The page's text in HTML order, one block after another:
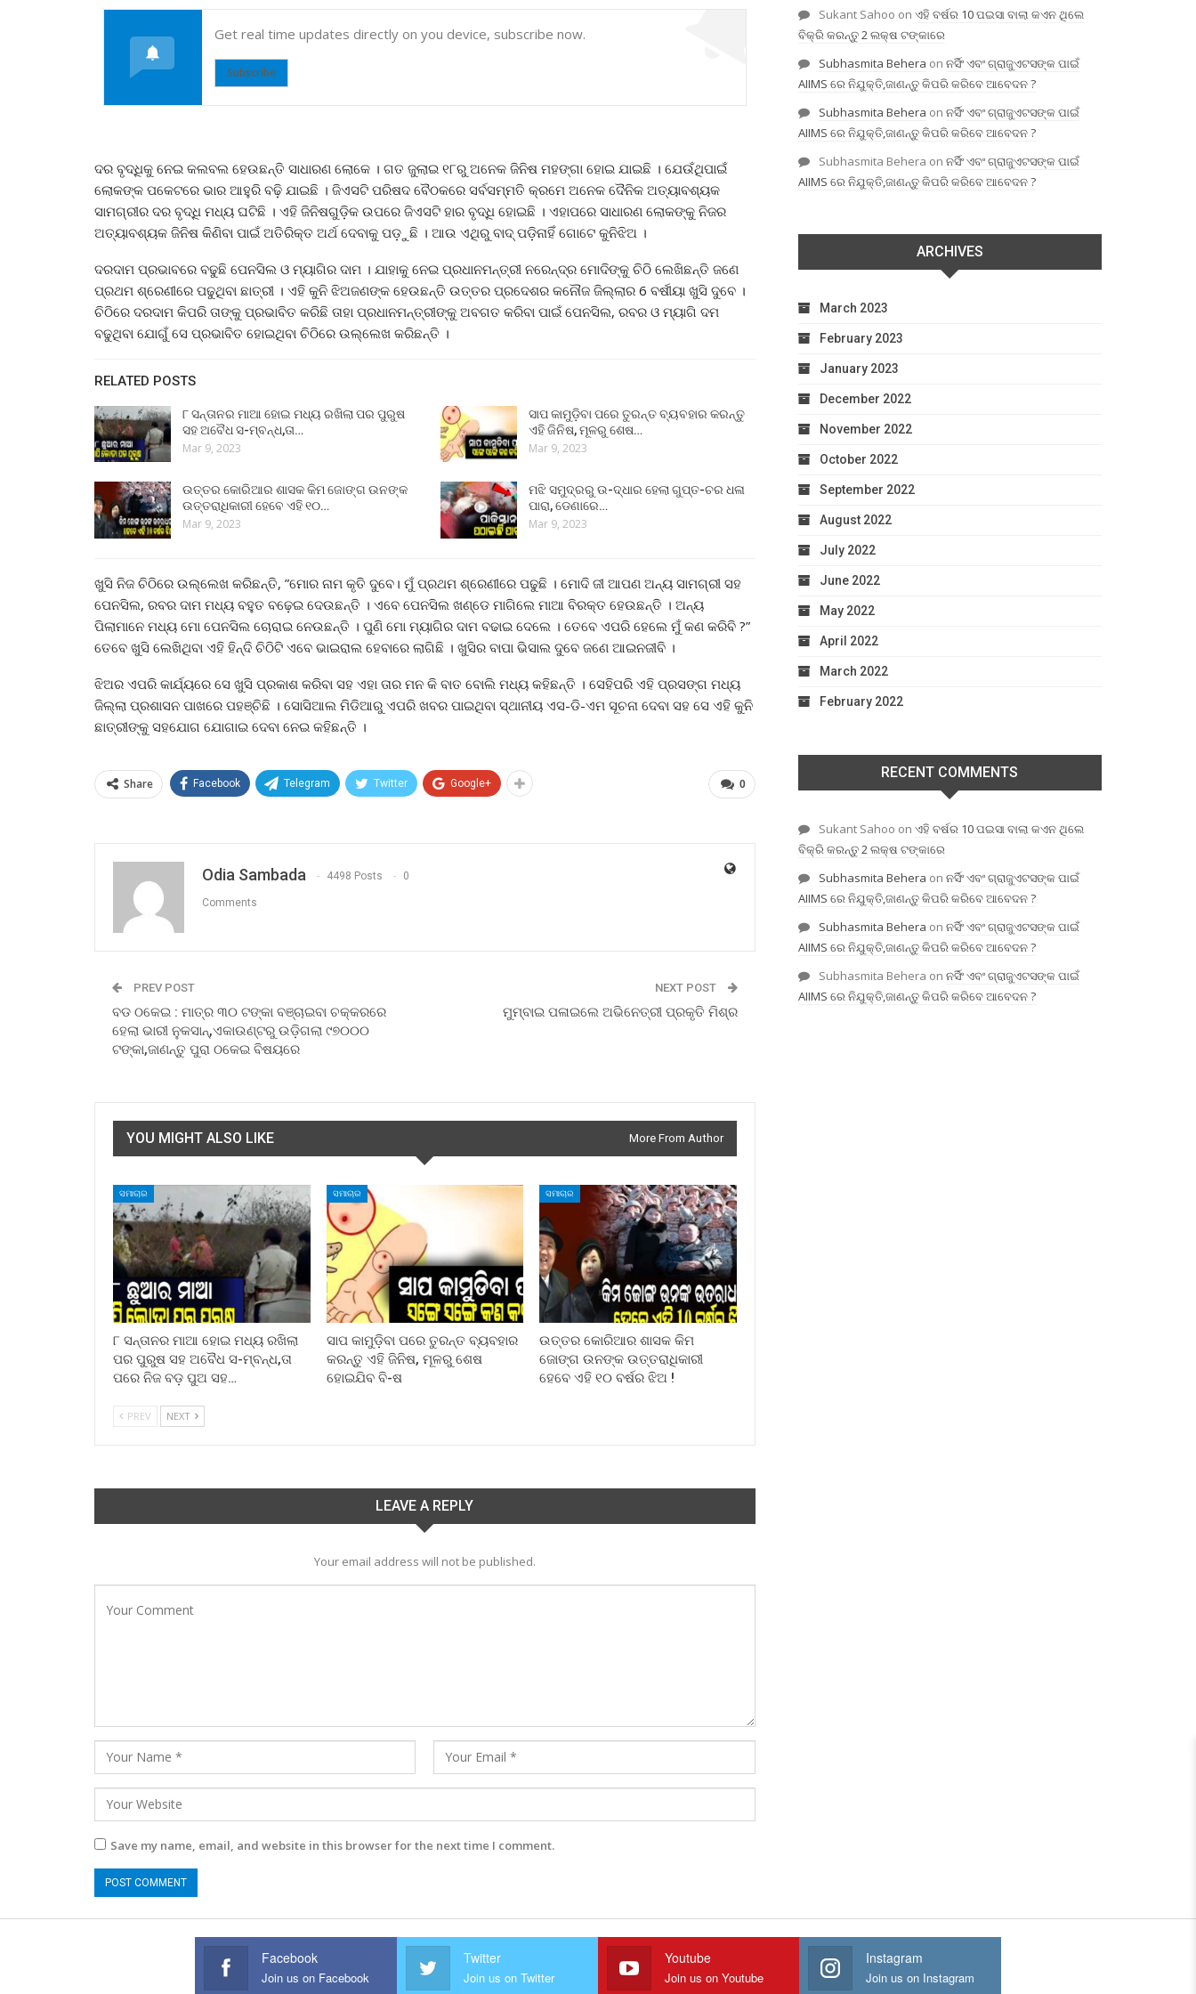
Get real time updates directly on you device, subscribe now.
Subscribe
ଦର ବୃଦ୍ଧିକୁ ନେଇ କଲବଲ ହେଉଛନ୍ତି ସାଧାରଣ ଲୋକେ । ଗତ ଜୁଲାଇ ୧୮ରୁ ଅନେକ ଜିନିଷ ମହଙ୍ଗା ହୋଇ ଯାଇଛି । ଯେଉଁଥିପାଇଁ
ଲୋକଙ୍କ ପକେଟରେ ଭାର ଆହୁରି ବଢ଼ି ଯାଇଛି । ଜିଏସଟି ପରିଷଦ ବୈଠକରେ ସର୍ବସମ୍ମତି କ୍ରମେ ଅନେକ ଦୈନିକ ଅତ୍ୟାବଶ୍ୟକ
ସାମଗ୍ରୀର ଦର ବୃଦ୍ଧି ମଧ୍ୟ ଘଟିଛି । ଏହି ଜିନିଷଗୁଡ଼ିକ ଉପରେ ଜିଏସଟି ହାର ବୃଦ୍ଧି ହୋଇଛି । ଏହାପରେ ସାଧାରଣ ଲୋକଙ୍କୁ ନିଜର
ଅତ୍ୟାବଶ୍ୟକ ଜିନିଷ କିଣିବା ପାଇଁ ଅତିରିକ୍ତ ଅର୍ଥ ଦେବାକୁ ପଡ଼ୁଛି । ଆଉ ଏଥିରୁ ବାଦ୍ ପଡ଼ିନାହିଁ ଗୋଟେ କୁନିଝିଅ ।
ଦରଦାମ ପ୍ରଭାବରେ ବଢୁଛି ପେନସିଲ ଓ ମ୍ୟାଗିର ଦାମ । ଯାହାକୁ ନେଇ ପ୍ରଧାନମନ୍ତ୍ରୀ ନରେନ୍ଦ୍ର ମୋଦିଙ୍କୁ ଚିଠି ଲେଖିଛନ୍ତି ଜଣେ
ପ୍ରଥମ ଶ୍ରେଣୀରେ ପଢୁଥିବା ଛାତ୍ରୀ । ଏହି କୁନି ଝିଅଜଣଙ୍କ ହେଉଛନ୍ତି ଉତ୍ତର ପ୍ରଦେଶର କନୌଜ ଜିଲ୍ଲାର 6 ବର୍ଷୀୟା ଖୁସି ଦୁବେ ।
ଚିଠିରେ ଦରଦାମ କିପରି ତାଙ୍କୁ ପ୍ରଭାବିତ କରିଛି ତାହା ପ୍ରଧାନମନ୍ତ୍ରୀଙ୍କୁ ଅବଗତ କରିବା ପାଇଁ ପେନସିଲ, ରବର ଓ ମ୍ୟାଗି ଦମ
ବଢୁଥିବା ଯୋଗୁଁ ସେ ପ୍ରଭାବିତ ହୋଇଥିବା ଚିଠିରେ ଉଲ୍ଲେଖ କରିଛନ୍ତି ।
RELATED POSTS
୮ ସନ୍ତାନର ମାଆ ହୋଇ ମଧ୍ୟ ରଖିଲା ପର ପୁରୁଷ
ସହ ଅବୈଧ ସ-ମ୍ବନ୍ଧ,ତା…
Mar 9, 2023
ସାପ କାମୁଡ଼ିବା ପରେ ତୁରନ୍ତ ବ୍ୟବହାର କରନ୍ତୁ
ଏହି ଜିନିଷ, ମୂଳରୁ ଶେଷ…
Mar 9, 2023
ଉତ୍ତର କୋରିଆର ଶାସକ କିମ ଜୋଙ୍ଗ ଉନଙ୍କ
ଉତ୍ତରାଧିକାରୀ ହେବେ ଏହି ୧୦…
Mar 9, 2023
ମଝି ସମୁଦ୍ରରୁ ଉ-ଦ୍ଧାର ହେଲା ଗୁପ୍ତ-ଚର ଧଳା
ପାରା, ଡେଣାରେ…
Mar 9, 2023
ଖୁସି ନିଜ ଚିଠିରେ ଉଲ୍ଲେଖ କରିଛନ୍ତି, ”ମୋର ନାମ କୃତି ଦୁବେ। ମୁଁ ପ୍ରଥମ ଶ୍ରେଣୀରେ ପଢୁଛି । ମୋଦି ଜୀ ଆପଣ ଅନ୍ୟ ସାମଗ୍ରୀ ସହ
ପେନସିଲ, ରବର ଦାମ ମଧ୍ୟ ବହୁତ ବଢ଼େଇ ଦେଉଛନ୍ତି । ଏବେ ପେନସିଲ ଖଣ୍ଡେ ମାଗିଲେ ମାଆ ବିରକ୍ତ ହେଉଛନ୍ତି । ଅନ୍ୟ
ପିଲାମାନେ ମଧ୍ୟ ମୋ ପେନସିଲ ଚୋରାଇ ନେଉଛନ୍ତି । ପୁଣି ମୋ ମ୍ୟାଗିର ଦାମ ବଢାଇ ଦେଲେ । ତେବେ ଏପରି ହେଲେ ମୁଁ କଣ କରିବି ?”
ତେବେ ଖୁସି ଲେଖିଥିବା ଏହି ହିନ୍ଦି ଚିଠିଟି ଏବେ ଭାଇରାଲ ହେବାରେ ଲାଗିଛି । ଖୁସିର ବାପା ଭିସାଲ ଦୁବେ ଜଣେ ଆଇନଜୀବି ।
ଝିଅର ଏପରି କାର୍ଯ୍ୟରେ ସେ ଖୁସି ପ୍ରକାଶ କରିବା ସହ ଏହା ତାର ମନ କି ବାତ ବୋଲି ମଧ୍ୟ କହିଛନ୍ତି । ସେହିପରି ଏହି ପ୍ରସଙ୍ଗ ମଧ୍ୟ
ଜିଲ୍ଲା ପ୍ରଶାସନ ପାଖରେ ପହଞ୍ଚିଛି । ସୋସିଆଲ ମିଡିଆରୁ ଏପରି ଖବର ପାଇଥିବା ସ୍ଥାନୀୟ ଏସ-ଡି-ଏମ ସୂଚନା ଦେବା ସହ ସେ ଏହି କୁନି
ଛାତ୍ରୀଙ୍କୁ ସହଯୋଗ ଯୋଗାଇ ଦେବା ନେଇ କହିଛନ୍ତି ।
0
Share Facebook Telegram Twitter Google+
Odia Sambada 4498 Posts 0
Comments
PREV POST
ବଡ ଠକେଇ : ମାତ୍ର ୩୦ ଟଙ୍କା ବଞ୍ଚାଇବା ଚକ୍କରରେ
ହେଲା ଭାରୀ ନୁକସାନ୍,ଏକାଉଣ୍ଟରୁ ଉଡ଼ିଗଲା ୯୭୦୦୦
ଟଙ୍କା,ଜାଣନ୍ତୁ ପୁରା ଠକେଇ ବିଷୟରେ
NEXT POST
ମୁମ୍ବାଇ ପଳାଇଲେ ଅଭିନେତ୍ରୀ ପ୍ରକୃତି ମିଶ୍ର
YOU MIGHT ALSO LIKE More From Author
ସମାଚାର
୮ ସନ୍ତାନର ମାଆ ହୋଇ ମଧ୍ୟ ରଖିଲା
ପର ପୁରୁଷ ସହ ଅବୈଧ ସ-ମ୍ବନ୍ଧ,ତା
ପରେ ନିଜ ବଡ଼ ପୁଅ ସହ…
ସମାଚାର
ସାପ କାମୁଡ଼ିବା ପରେ ତୁରନ୍ତ ବ୍ୟବହାର
କରନ୍ତୁ ଏହି ଜିନିଷ, ମୂଳରୁ ଶେଷ
ହୋଇଯିବ ବି-ଷ
ସମାଚାର
ଉତ୍ତର କୋରିଆର ଶାସକ କିମ
ଜୋଙ୍ଗ ଉନଙ୍କ ଉତ୍ତରାଧିକାରୀ
ହେବେ ଏହି ୧୦ ବର୍ଷର ଝିଅ !
PREV NEXT
LEAVE A REPLY
Your email address will not be published.
Save my name, email, and website in this browser for the next time I comment.
Sukant Sahoo on ଏହି ବର୍ଷର 10 ପଇସା ବାଲା କଏନ ଥିଲେ
ବିକ୍ରି କରନ୍ତୁ 2 ଲକ୍ଷ ଟଙ୍କାରେ
Subhasmita Behera on ନର୍ସିଂ ଏବଂ ଗ୍ରାଜୁଏଟସଙ୍କ ପାଇଁ
AIIMS ରେ ନିଯୁକ୍ତି,ଜାଣନ୍ତୁ କିପରି କରିବେ ଆବେଦନ ?
Subhasmita Behera on ନର୍ସିଂ ଏବଂ ଗ୍ରାଜୁଏଟସଙ୍କ ପାଇଁ
AIIMS ରେ ନିଯୁକ୍ତି,ଜାଣନ୍ତୁ କିପରି କରିବେ ଆବେଦନ ?
Subhasmita Behera on ନର୍ସିଂ ଏବଂ ଗ୍ରାଜୁଏଟସଙ୍କ ପାଇଁ
AIIMS ରେ ନିଯୁକ୍ତି,ଜାଣନ୍ତୁ କିପରି କରିବେ ଆବେଦନ ?
ARCHIVES
March 2023
February 2023
January 2023
December 2022
November 2022
October 2022
September 2022
August 2022
July 2022
June 2022
May 2022
April 2022
March 2022
February 2022
RECENT COMMENTS
Sukant Sahoo on ଏହି ବର୍ଷର 10 ପଇସା ବାଲା କଏନ ଥିଲେ
ବିକ୍ରି କରନ୍ତୁ 2 ଲକ୍ଷ ଟଙ୍କାରେ
Subhasmita Behera on ନର୍ସିଂ ଏବଂ ଗ୍ରାଜୁଏଟସଙ୍କ ପାଇଁ
AIIMS ରେ ନିଯୁକ୍ତି,ଜାଣନ୍ତୁ କିପରି କରିବେ ଆବେଦନ ?
Subhasmita Behera on ନର୍ସିଂ ଏବଂ ଗ୍ରାଜୁଏଟସଙ୍କ ପାଇଁ
AIIMS ରେ ନିଯୁକ୍ତି,ଜାଣନ୍ତୁ କିପରି କରିବେ ଆବେଦନ ?
Subhasmita Behera on ନର୍ସିଂ ଏବଂ ଗ୍ରାଜୁଏଟସଙ୍କ ପାଇଁ
AIIMS ରେ ନିଯୁକ୍ତି,ଜାଣନ୍ତୁ କିପରି କରିବେ ଆବେଦନ ?
Facebook
Join us on Facebook
Twitter
Join us on Twitter
Youtube
Join us on Youtube
Instagram
Join us on Instagram